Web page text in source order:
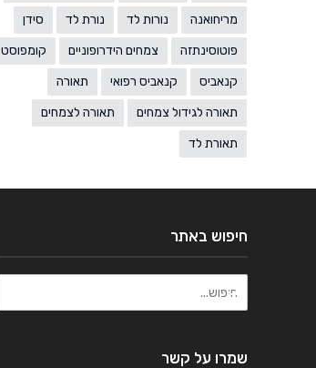
מריחואנה
נורות לד נורת לד
סידן
פוטוסינתזה
צמחים הידרופוניים
קומפוסט
קנאביס
קנאביס רפואי
תאורה
תאורה לגידול צמחים
תאורה לצמחים
תאורת לד
חיפוש באתר
שמרו על קשר